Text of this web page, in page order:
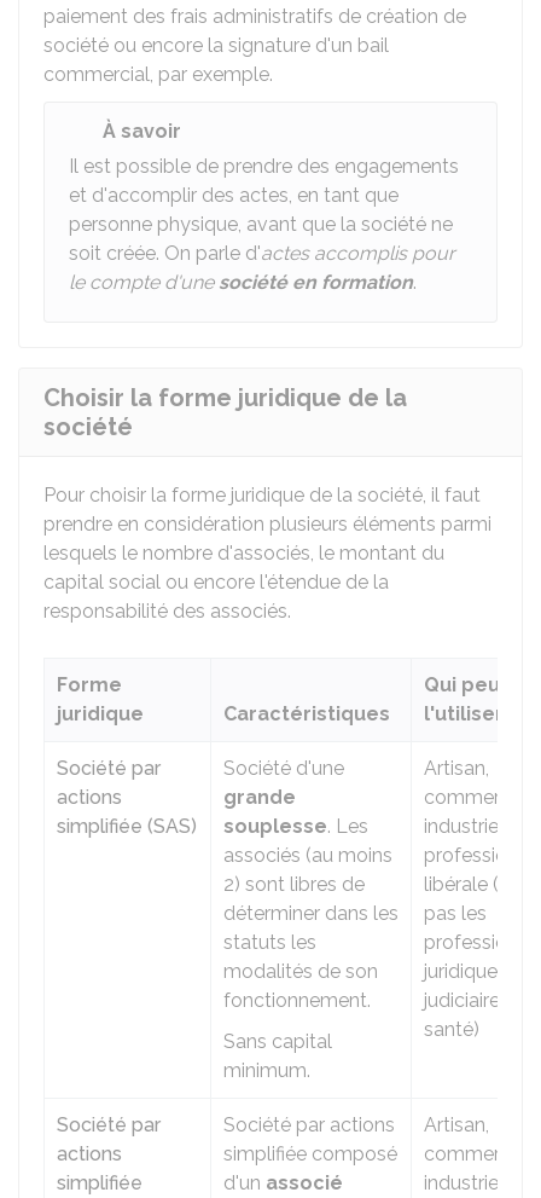
paiement des frais administratifs de création de
société ou encore la signature d'un bail
commercial, par exemple.
À savoir
Il est possible de prendre des engagements
et d'accomplir des actes, en tant que
personne physique, avant que la société ne
soit créée. On parle d'actes accomplis pour
le compte d'une société en formation.
Choisir la forme juridique de la
société
Pour choisir la forme juridique de la société, il faut
prendre en considération plusieurs éléments parmi
lesquels le nombre d'associés, le montant du
capital social ou encore l'étendue de la
responsabilité des associés.
Forme
juridique
Caractéristiques
Qui peut
l'utiliser ?
Société par
actions
simplifiée (SAS)
Société d'une
grande
souplesse. Les
associés (au moins
2) sont libres de
déterminer dans les
statuts les
modalités de son
fonctionnement.
Sans capital
minimum.
Artisan,
industriel,
profession
libérale (mais
pas les
professions
juridiques,
judiciaires
santé)
Société par
actions
simplifiée
Société par actions
simplifiée composé
d'un associé
Artisan,
industriel,